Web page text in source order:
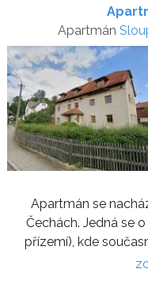
Apartmán
Apartmán se
Čechách. Jedná se
přízemí), kde